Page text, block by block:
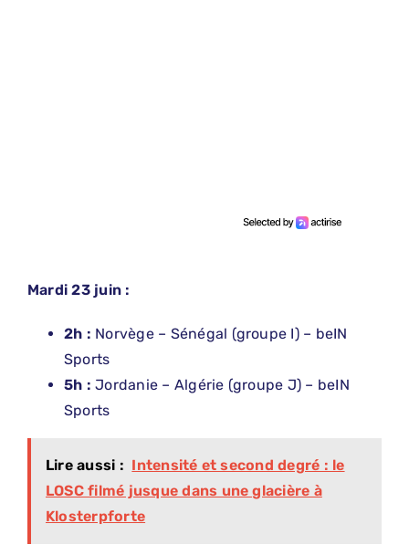
Mardi 23 juin :
2h : Norvège – Sénégal (groupe I) – beIN
Sports
5h : Jordanie – Algérie (groupe J) – beIN
Sports
Lire aussi : Intensité et second degré : le
LOSC filmé jusque dans une glacière à
Klosterpforte